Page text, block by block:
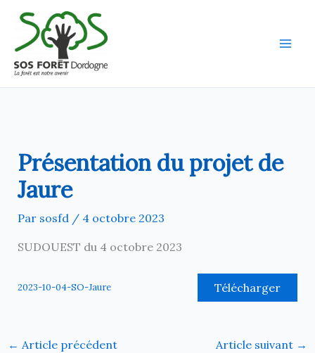
contenu
Présentation du projet de
Jaure
Par sosfd / 4 octobre 2023
SUDOUEST du 4 octobre 2023
2023-10-04-SO-Jaure Télécharger
← Article précédent Article suivant →